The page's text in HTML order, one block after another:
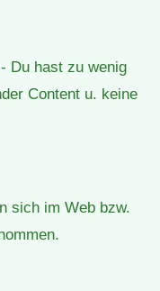
Du hast zu wenig
Content u. keine
sich im Web bzw.